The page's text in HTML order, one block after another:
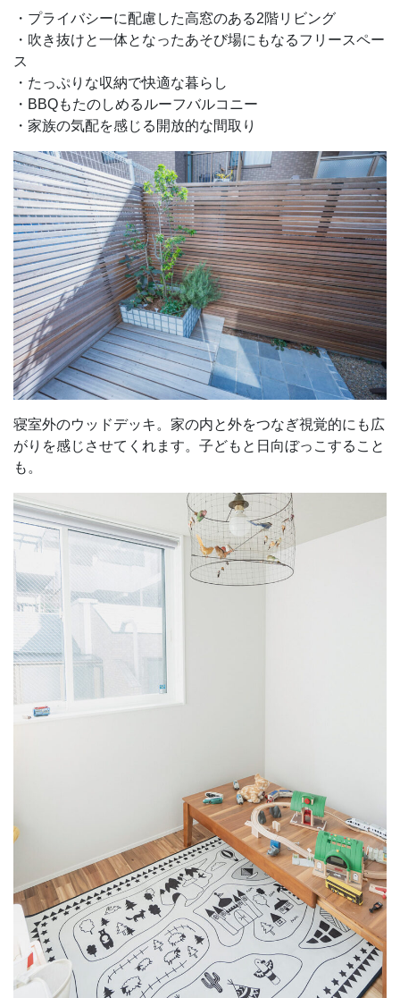
・プライバシーに配慮した高窓のある2階リビング
・吹き抜けと一体となったあそび場にもなるフリースペー
ス
・たっぷりな収納で快適な暮らし
・BBQもたのしめるルーフバルコニー
・家族の気配を感じる開放的な間取り
寝室外のウッドデッキ。家の内と外をつなぎ視覚的にも広
がりを感じさせてくれます。子どもと日向ぼっこすること
も。